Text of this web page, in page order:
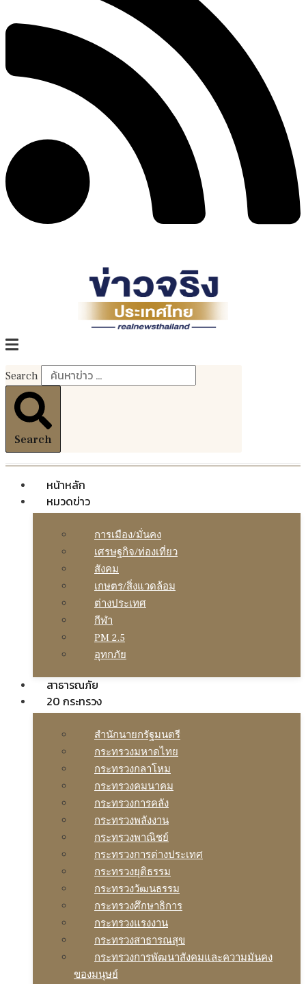
Search
Search
หน้าหลัก
หมวดข่าว
การเมือง/มั่นคง
เศรษฐกิจ/ท่องเที่ยว
สังคม
เกษตร/สิ่งแวดล้อม
ต่างประเทศ
กีฬา
PM 2.5
อุทกภัย
สาธารณภัย
20 กระทรวง
สํานักนายกรัฐมนตรี
กระทรวงมหาดไทย
กระทรวงกลาโหม
กระทรวงคมนาคม
กระทรวงการคลัง
กระทรวงพลังงาน
กระทรวงพาณิชย์
กระทรวงการต่างประเทศ
กระทรวงยุติธรรม
กระทรวงวัฒนธรรม
กระทรวงศึกษาธิการ
กระทรวงแรงงาน
กระทรวงสาธารณสุข
กระทรวงการพัฒนาสังคมและความมันคง
ของมนุษย์